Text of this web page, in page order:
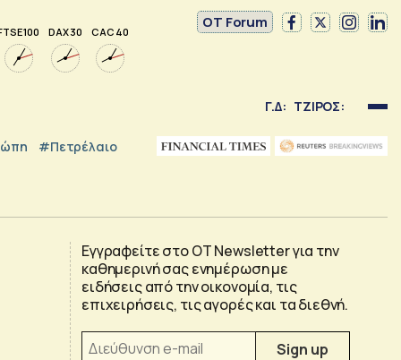
100 DAX 30 CAC 40
OT Forum
Γ.Δ: ΤΖΙΡΟΣ:
#Πετρέλαιο
Εγγραφείτε στο OT Newsletter για την
καθημερινή σας ενημέρωση με
ειδήσεις από την οικονομία, τις
επιχειρήσεις, τις αγορές και τα διεθνή.